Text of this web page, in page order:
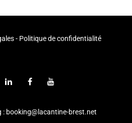
- Politique de confidentialité
booking@lacantine-brest.net